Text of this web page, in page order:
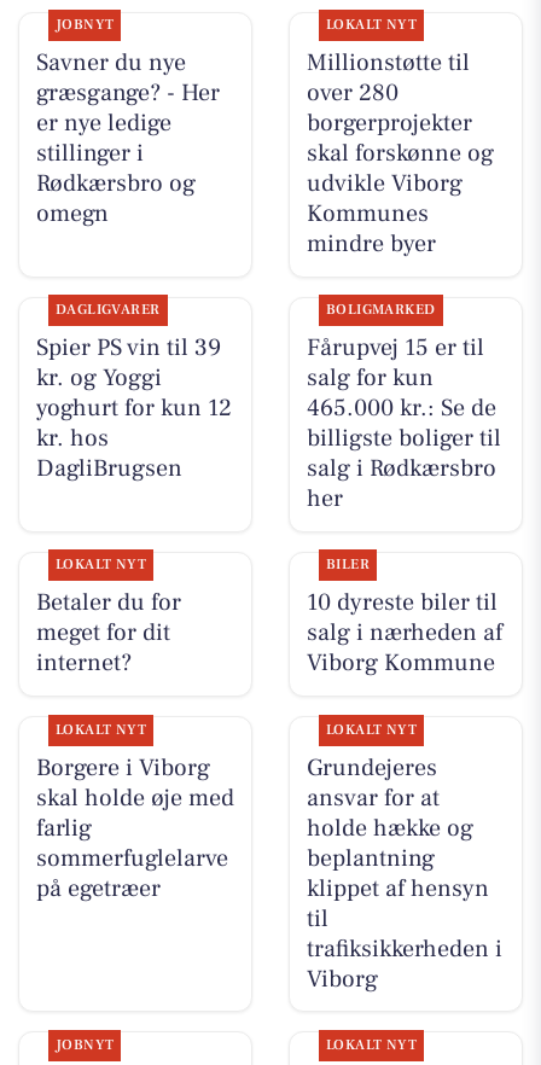
JOBNYT
Savner du nye
græsgange? - Her
er nye ledige
stillinger i
Rødkærsbro og
omegn
LOKALT NYT
Millionstøtte til
over 280
borgerprojekter
skal forskønne og
udvikle Viborg
Kommunes
mindre byer
DAGLIGVARER
Spier PS vin til 39
kr. og Yoggi
yoghurt for kun 12
kr. hos
DagliBrugsen
BOLIGMARKED
Fårupvej 15 er til
salg for kun
465.000 kr.: Se de
billigste boliger til
salg i Rødkærsbro
her
LOKALT NYT
Betaler du for
meget for dit
internet?
BILER
10 dyreste biler til
salg i nærheden af
Viborg Kommune
LOKALT NYT
Borgere i Viborg
skal holde øje med
farlig
sommerfuglelarve
på egetræer
LOKALT NYT
Grundejeres
ansvar for at
holde hække og
beplantning
klippet af hensyn
til
trafiksikkerheden i
Viborg
JOBNYT LOKALT NYT